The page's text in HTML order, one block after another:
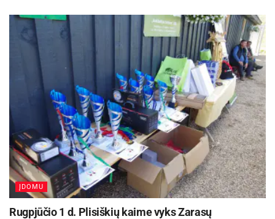
ĮDOMU
Rugpjūčio 1 d. Plisiškių kaime vyks Zarasų